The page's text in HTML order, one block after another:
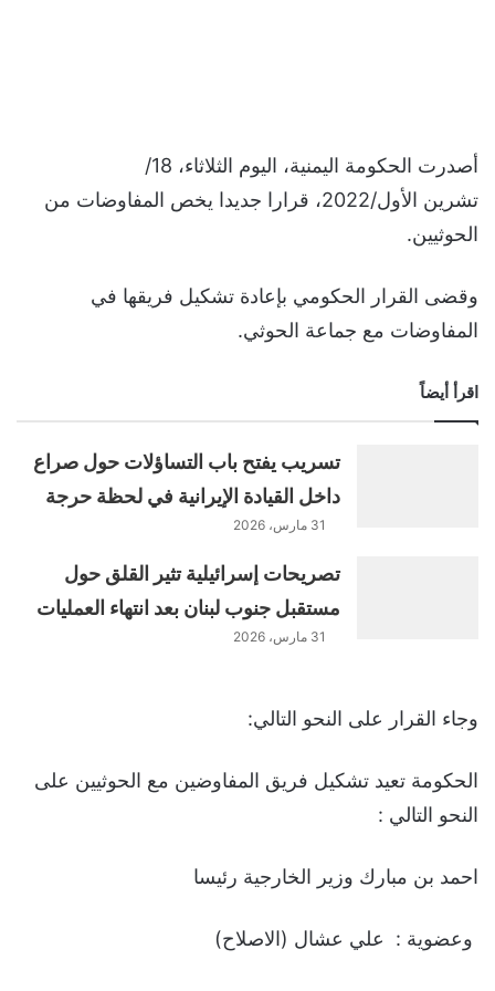
أصدرت الحكومة اليمنية، اليوم الثلاثاء، 18/
تشرين الأول/2022، قرارا جديدا يخص المفاوضات من
الحوثيين.
وقضى القرار الحكومي بإعادة تشكيل فريقها في
المفاوضات مع جماعة الحوثي.
اقرأ أيضاً
تسريب يفتح باب التساؤلات حول صراع
داخل القيادة الإيرانية في لحظة حرجة
31 مارس، 2026
تصريحات إسرائيلية تثير القلق حول
مستقبل جنوب لبنان بعد انتهاء العمليات
31 مارس، 2026
وجاء القرار على النحو التالي:
الحكومة تعيد تشكيل فريق المفاوضين مع الحوثيين على
النحو التالي :
احمد بن مبارك وزير الخارجية رئيسا
وعضوية : علي عشال (الاصلاح)